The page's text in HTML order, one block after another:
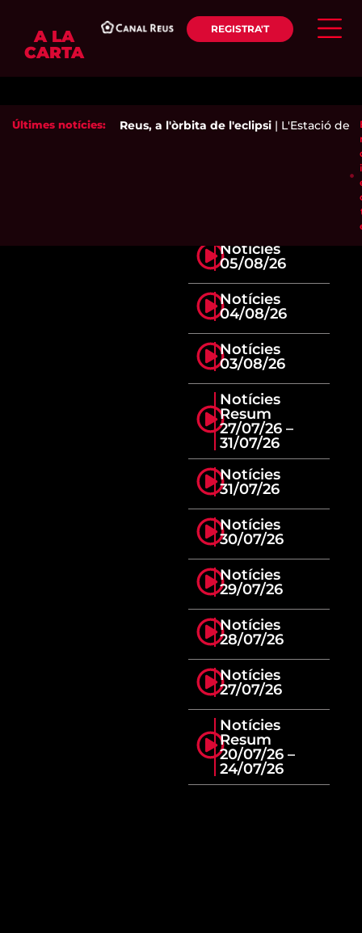
A LA
CARTA
REGISTRA'T
Últimes notícies: Reus, a l'òrbita de l'eclipsi| L'Estació de
Notícies
05/08/26
Notícies
04/08/26
Notícies
03/08/26
Notícies
Resum
27/07/26 –
31/07/26
Notícies
31/07/26
Notícies
30/07/26
Notícies
29/07/26
Notícies
28/07/26
Notícies
27/07/26
Notícies
Resum
20/07/26 –
24/07/26